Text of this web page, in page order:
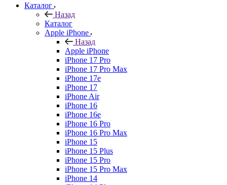
Каталог
Назад
Каталог
Apple iPhone
Назад
Apple iPhone
iPhone 17 Pro
iPhone 17 Pro Max
iPhone 17e
iPhone 17
iPhone Air
iPhone 16
iPhone 16e
iPhone 16 Pro
iPhone 16 Pro Max
iPhone 15
iPhone 15 Plus
iPhone 15 Pro
iPhone 15 Pro Max
iPhone 14